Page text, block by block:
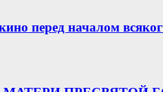
перед началом